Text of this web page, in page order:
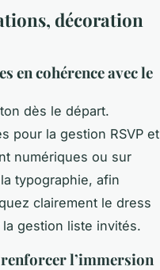
décoration
en cohérence avec le
dès le départ.
pour la gestion RSVP et
numériques ou sur
typographie, afin
clairement le dress
gestion liste invités.
l’immersion